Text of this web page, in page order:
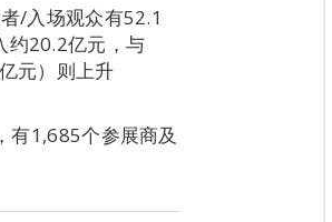
/入场观众有52.1
约20.2亿元，与
元）则上升
有1,685个参展商及